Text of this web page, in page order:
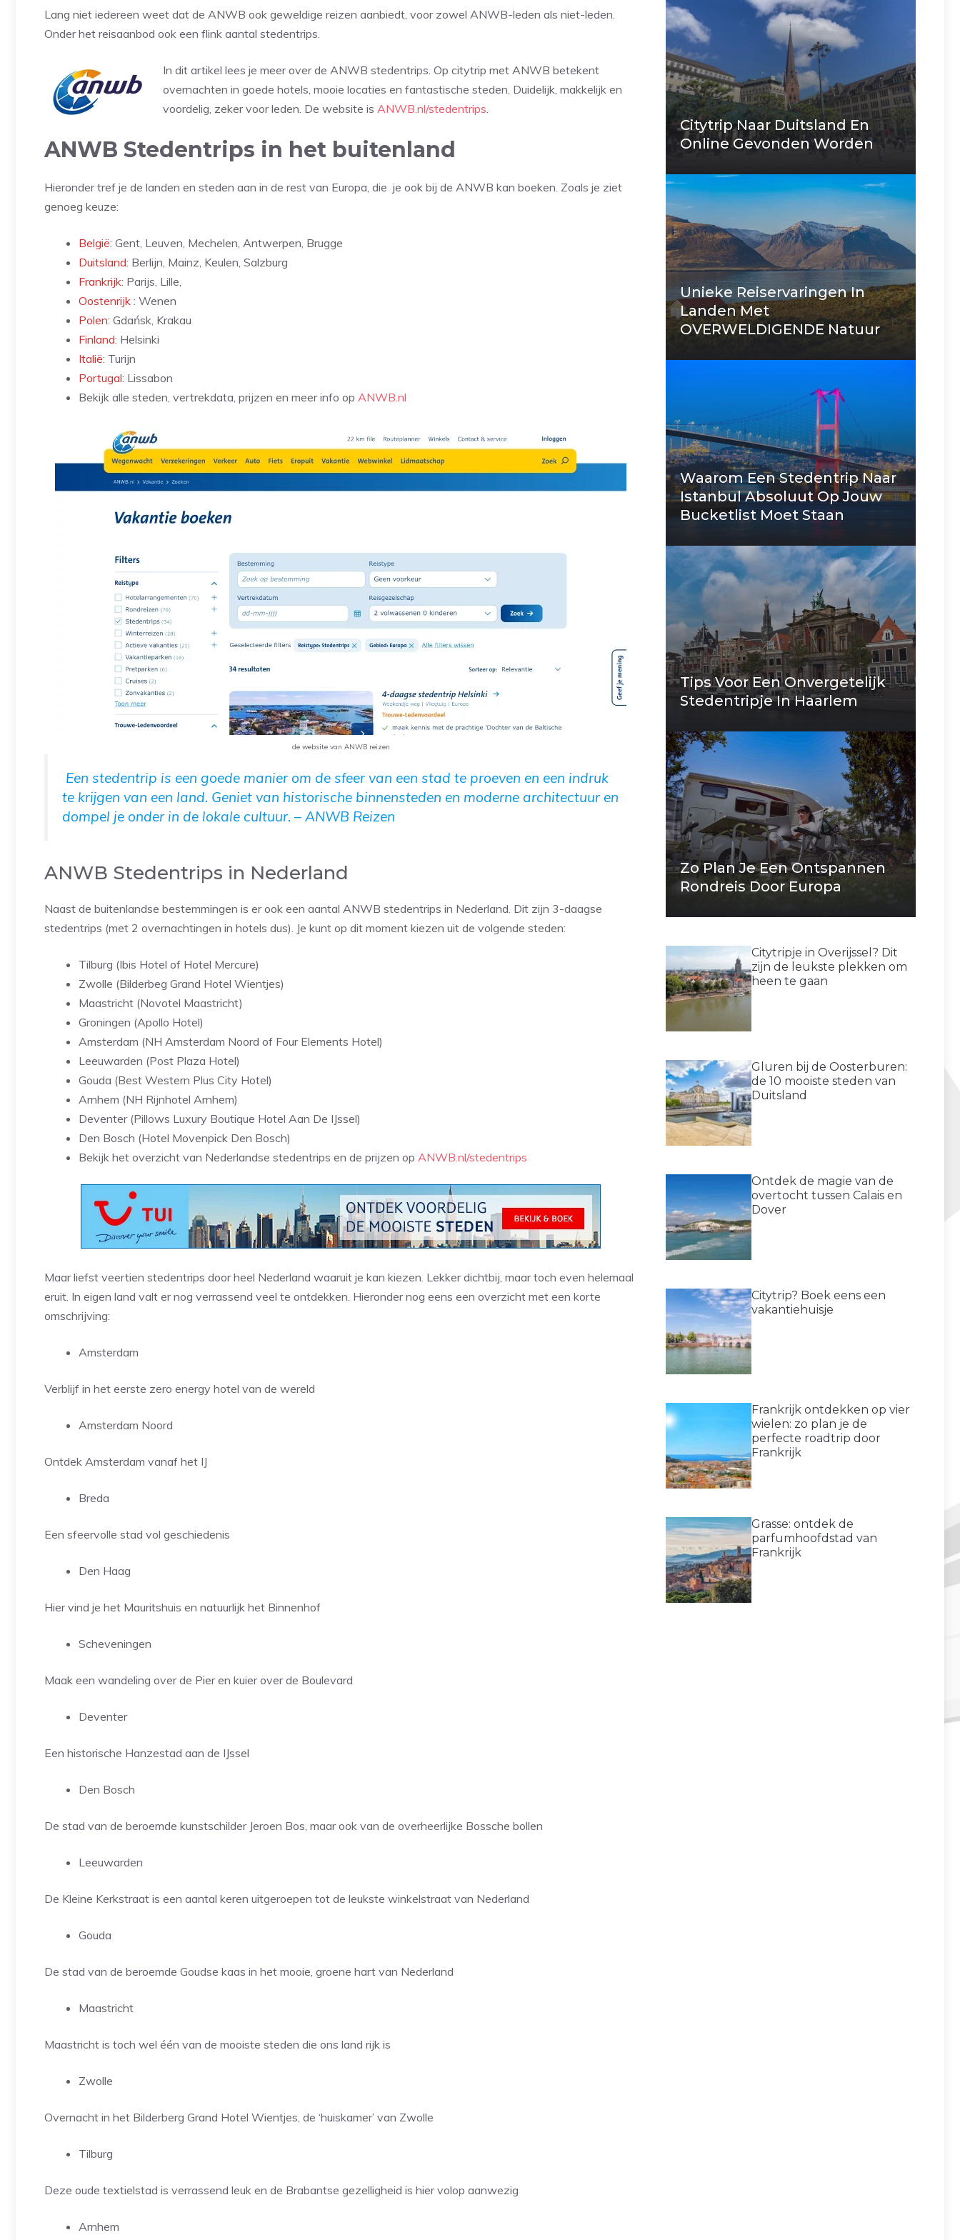
Lang niet iedereen weet dat de ANWB ook geweldige reizen aanbiedt, voor zowel ANWB-leden als niet-leden.
Onder het reisaanbod ook een flink aantal stedentrips.
In dit artikel lees je meer over de ANWB stedentrips. Op citytrip met ANWB betekent
overnachten in goede hotels, mooie locaties en fantastische steden. Duidelijk, makkelijk en
voordelig, zeker voor leden. De website is ANWB.nl/stedentrips.
ANWB Stedentrips in het buitenland
Hieronder tref je de landen en steden aan in de rest van Europa, die je ook bij de ANWB kan boeken. Zoals je ziet
genoeg keuze:
België: Gent, Leuven, Mechelen, Antwerpen, Brugge
Duitsland: Berlijn, Mainz, Keulen, Salzburg
Frankrijk: Parijs, Lille,
Oostenrijk : Wenen
Polen: Gdańsk, Krakau
Finland: Helsinki
Italië: Turijn
Portugal: Lissabon
Bekijk alle steden, vertrekdata, prijzen en meer info op ANWB.nl
de website van ANWB reizen
Een stedentrip is een goede manier om de sfeer van een stad te proeven en een indruk
te krijgen van een land. Geniet van historische binnensteden en moderne architectuur en
dompel je onder in de lokale cultuur. – ANWB Reizen
ANWB Stedentrips in Nederland
Naast de buitenlandse bestemmingen is er ook een aantal ANWB stedentrips in Nederland. Dit zijn 3-daagse
stedentrips (met 2 overnachtingen in hotels dus). Je kunt op dit moment kiezen uit de volgende steden:
Tilburg (Ibis Hotel of Hotel Mercure)
Zwolle (Bilderbeg Grand Hotel Wientjes)
Maastricht (Novotel Maastricht)
Groningen (Apollo Hotel)
Amsterdam (NH Amsterdam Noord of Four Elements Hotel)
Leeuwarden (Post Plaza Hotel)
Gouda (Best Western Plus City Hotel)
Arnhem (NH Rijnhotel Arnhem)
Deventer (Pillows Luxury Boutique Hotel Aan De IJssel)
Den Bosch (Hotel Movenpick Den Bosch)
Bekijk het overzicht van Nederlandse stedentrips en de prijzen op ANWB.nl/stedentrips
Maar liefst veertien stedentrips door heel Nederland waaruit je kan kiezen. Lekker dichtbij, maar toch even helemaal
eruit. In eigen land valt er nog verrassend veel te ontdekken. Hieronder nog eens een overzicht met een korte
omschrijving:
Amsterdam
Verblijf in het eerste zero energy hotel van de wereld
Amsterdam Noord
Ontdek Amsterdam vanaf het IJ
Breda
Een sfeervolle stad vol geschiedenis
Den Haag
Hier vind je het Mauritshuis en natuurlijk het Binnenhof
Scheveningen
Maak een wandeling over de Pier en kuier over de Boulevard
Deventer
Een historische Hanzestad aan de IJssel
Den Bosch
De stad van de beroemde kunstschilder Jeroen Bos, maar ook van de overheerlijke Bossche bollen
Leeuwarden
De Kleine Kerkstraat is een aantal keren uitgeroepen tot de leukste winkelstraat van Nederland
Gouda
De stad van de beroemde Goudse kaas in het mooie, groene hart van Nederland
Maastricht
Maastricht is toch wel één van de mooiste steden die ons land rijk is
Zwolle
Overnacht in het Bilderberg Grand Hotel Wientjes, de ‘huiskamer’ van Zwolle
Tilburg
Deze oude textielstad is verrassend leuk en de Brabantse gezelligheid is hier volop aanwezig
Arnhem
Citytrip Naar Duitsland En
Online Gevonden Worden
Unieke Reiservaringen In
Landen Met
OVERWELDIGENDE Natuur
Waarom Een Stedentrip Naar
Istanbul Absoluut Op Jouw
Bucketlist Moet Staan
Tips Voor Een Onvergetelijk
Stedentripje In Haarlem
Zo Plan Je Een Ontspannen
Rondreis Door Europa
Citytripje in Overijssel? Dit
zijn de leukste plekken om
heen te gaan
Gluren bij de Oosterburen:
de 10 mooiste steden van
Duitsland
Ontdek de magie van de
overtocht tussen Calais en
Dover
Citytrip? Boek eens een
vakantiehuisje
Frankrijk ontdekken op vier
wielen: zo plan je de
perfecte roadtrip door
Frankrijk
Grasse: ontdek de
parfumhoofdstad van
Frankrijk